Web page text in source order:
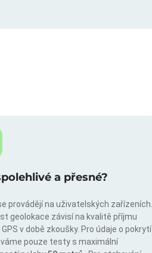
a přesné?
provádějí na uživatelských zařízeních.
geolokace závisí na kvalitě příjmu
v době zkoušky. Pro údaje o pokrytí
pouze testy s maximální